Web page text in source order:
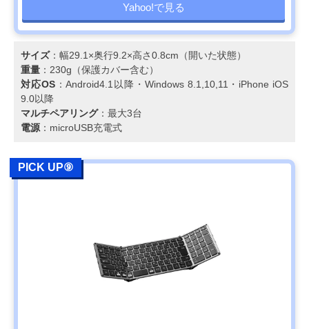
Yahoo!で見る
サイズ：幅29.1×奥行9.2×高さ0.8cm（開いた状態）
重量 ：230g（保護カバー含む）
対応OS：Android4.1以降・Windows 8.1,10,11・iPhone iOS
9.0以降
マルチペアリング：最大3台
電源 ：microUSB充電式
PICK UP⑨